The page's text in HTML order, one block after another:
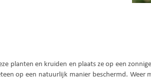
planten en kruiden en plaats ze op een
op een natuurlijk manier beschermd. Weer